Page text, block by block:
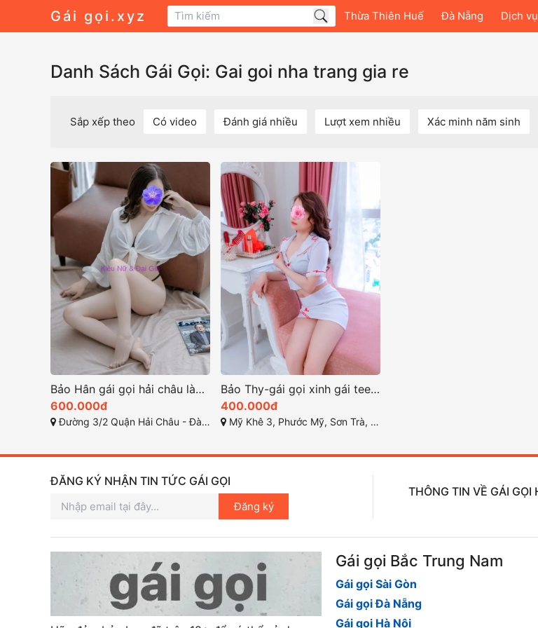
Gái gọi.xyz Thừa Thiên Huế Đà Nẵng Dịch
Danh Sách Gái Gọi: Gai goi nha trang gia re
Sắp xếp theo Có video Đánh giá nhiều Lượt xem nhiều Xác minh năm sinh
Bảo Hân gái gọi hải châu làm tình bao phê
600.000đ
Đường 3/2 Quận Hải Châu - Đà Nẵng
Bảo Thy-gái gọi xinh gái teen hàng chất
400.000đ
Mỹ Khê 3, Phước Mỹ, Sơn Trà, Đà Nẵng
ĐĂNG KÝ NHẬN TIN TỨC GÁI GỌI
Đăng ký
THÔNG TIN VỀ GÁI
Gái gọi Bắc Trung Nam
Gái gọi Sài Gòn
Gái gọi Đà Nẵng
Gái gọi Hà Nội